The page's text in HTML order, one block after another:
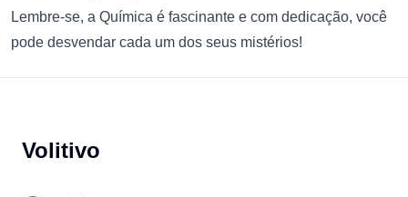
Lembre-se, a Química é fascinante e com dedicação, você
pode desvendar cada um dos seus mistérios!
Volitivo